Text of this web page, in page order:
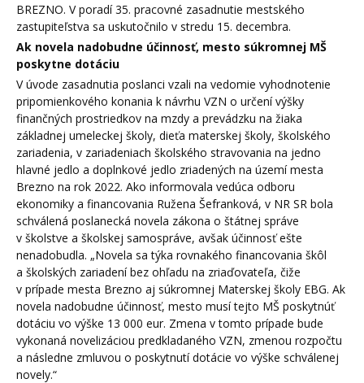
BREZNO. V poradí 35. pracovné zasadnutie mestského
zastupiteľstva sa uskutočnilo v stredu 15. decembra.
Ak novela nadobudne účinnosť, mesto súkromnej MŠ
poskytne dotáciu
V úvode zasadnutia poslanci vzali na vedomie vyhodnotenie
pripomienkového konania k návrhu VZN o určení výšky
finančných prostriedkov na mzdy a prevádzku na žiaka
základnej umeleckej školy, dieťa materskej školy, školského
zariadenia, v zariadeniach školského stravovania na jedno
hlavné jedlo a doplnkové jedlo zriadených na území mesta
Brezno na rok 2022. Ako informovala vedúca odboru
ekonomiky a financovania Ružena Šefranková, v NR SR bola
schválená poslanecká novela zákona o štátnej správe
v školstve a školskej samospráve, avšak účinnosť ešte
nenadobudla. „Novela sa týka rovnakého financovania škôl
a školských zariadení bez ohľadu na zriaďovateľa, čiže
v prípade mesta Brezno aj súkromnej Materskej školy EBG. Ak
novela nadobudne účinnosť, mesto musí tejto MŠ poskytnúť
dotáciu vo výške 13 000 eur. Zmena v tomto prípade bude
vykonaná novelizáciou predkladaného VZN, zmenou rozpočtu
a následne zmluvou o poskytnutí dotácie vo výške schválenej
novely.“